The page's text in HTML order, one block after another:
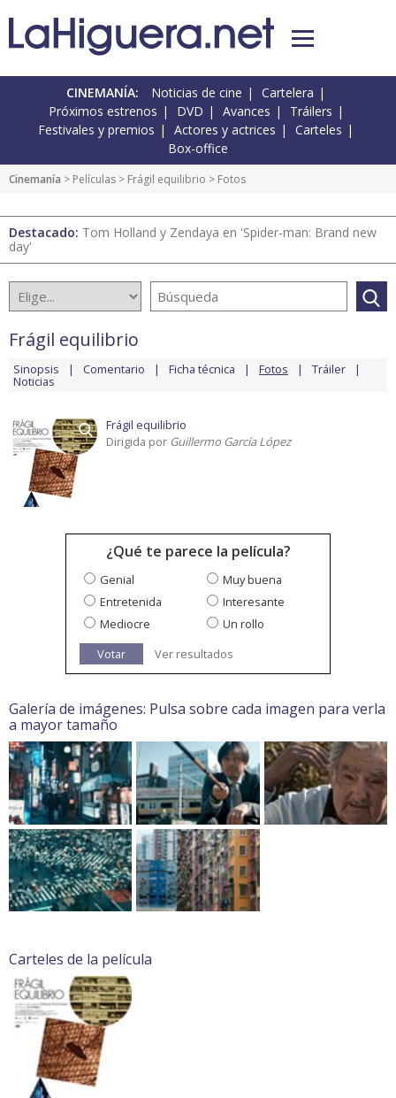
CINEMANÍA: Noticias de cine
Cartelera
Próximos estrenos
DVD Avances
Tráilers
Festivales y premios
Actores y actrices
Carteles
Box-office
Cinemanía > Películas > Frágil equilibrio > Fotos
Destacado: Tom Holland y Zendaya en 'Spider-man: Brand new
day'
Frágil equilibrio
Sinopsis Comentario Ficha técnica Fotos Tráiler
Noticias
Frágil equilibrio
Dirigida por Guillermo García López
¿Qué te parece la película?
Genial
Muy buena
Entretenida
Interesante
Mediocre
Un rollo
Votar
Ver resultados
Galería de imágenes: Pulsa sobre cada imagen para verla
a mayor tamaño
Carteles de la película